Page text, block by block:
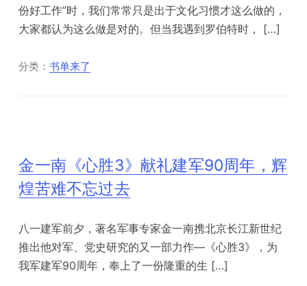
份好工作”时，我们常常只是出于文化习惯才这么做的，
大家都认为这么做是对的。但当我遇到罗伯特时， […]
分类：书单来了
金一南《心胜3》献礼建军90周年，辉
煌苦难不忘过去
八一建军前夕，著名军事专家金一南携北京长江新世纪
推出他对军、党史研究的又一部力作—《心胜3》，为
我军建军90周年，奉上了一份隆重的生 […]